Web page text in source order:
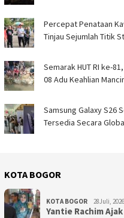
‎Percepat Penataan
Tinjau Sejumlah Titik
Semarak HUT RI ke-
08 Adu Keahlian
Samsung Galaxy S26
Tersedia Secara
KOTA BOGOR
KOTA BOGOR 28Juli, 2026
‎Yantie Rachim